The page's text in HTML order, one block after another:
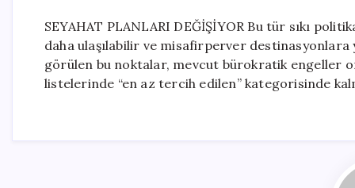
SEYAHAT PLANLARI DEĞİŞİYOR Bu tür sıkı
daha ulaşılabilir ve misafirperver
görülen bu noktalar, mevcut bürokratik engeller
listelerinde “en az tercih edilen” kategorisinde